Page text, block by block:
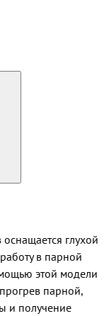
глухой
в парной
этой модели
парной,
и получение